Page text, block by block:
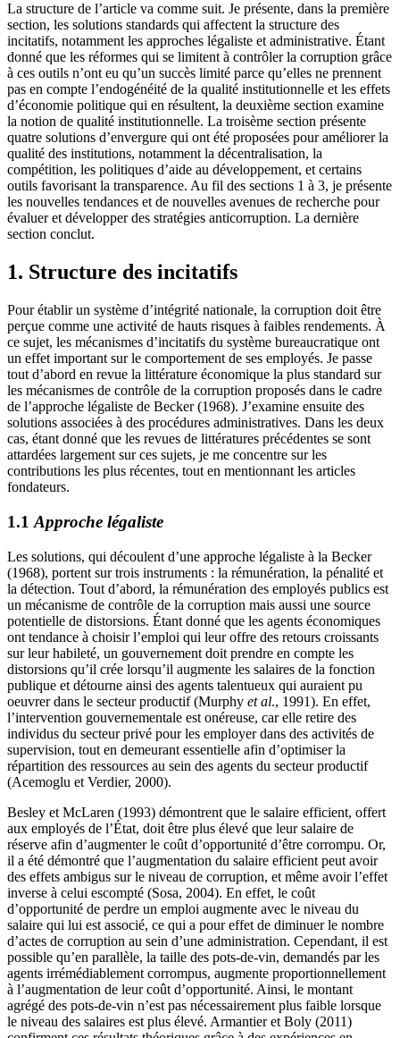
La structure de l’article va comme suit. Je présente, dans la première
section, les solutions standards qui affectent la structure des
incitatifs, notamment les approches légaliste et administrative. Étant
donné que les réformes qui se limitent à contrôler la corruption grâce
à ces outils n’ont eu qu’un succès limité parce qu’elles ne prennent
pas en compte l’endogénéité de la qualité institutionnelle et les effets
d’économie politique qui en résultent, la deuxième section examine
la notion de qualité institutionnelle. La troisème section présente
quatre solutions d’envergure qui ont été proposées pour améliorer la
qualité des institutions, notamment la décentralisation, la
compétition, les politiques d’aide au développement, et certains
outils favorisant la transparence. Au fil des sections 1 à 3, je présente
les nouvelles tendances et de nouvelles avenues de recherche pour
évaluer et développer des stratégies anticorruption. La dernière
section conclut.
1. Structure des incitatifs
Pour établir un système d’intégrité nationale, la corruption doit être
perçue comme une activité de hauts risques à faibles rendements. À
ce sujet, les mécanismes d’incitatifs du système bureaucratique ont
un effet important sur le comportement de ses employés. Je passe
tout d’abord en revue la littérature économique la plus standard sur
les mécanismes de contrôle de la corruption proposés dans le cadre
de l’approche légaliste de Becker (1968). J’examine ensuite des
solutions associées à des procédures administratives. Dans les deux
cas, étant donné que les revues de littératures précédentes se sont
attardées largement sur ces sujets, je me concentre sur les
contributions les plus récentes, tout en mentionnant les articles
fondateurs.
1.1 Approche légaliste
Les solutions, qui découlent d’une approche légaliste à la Becker
(1968), portent sur trois instruments : la rémunération, la pénalité et
la détection. Tout d’abord, la rémunération des employés publics est
un mécanisme de contrôle de la corruption mais aussi une source
potentielle de distorsions. Étant donné que les agents économiques
ont tendance à choisir l’emploi qui leur offre des retours croissants
sur leur habileté, un gouvernement doit prendre en compte les
distorsions qu’il crée lorsqu’il augmente les salaires de la fonction
publique et détourne ainsi des agents talentueux qui auraient pu
oeuvrer dans le secteur productif (Murphy et al., 1991). En effet,
l’intervention gouvernementale est onéreuse, car elle retire des
individus du secteur privé pour les employer dans des activités de
supervision, tout en demeurant essentielle afin d’optimiser la
répartition des ressources au sein des agents du secteur productif
(Acemoglu et Verdier, 2000).
Besley et McLaren (1993) démontrent que le salaire efficient, offert
aux employés de l’État, doit être plus élevé que leur salaire de
réserve afin d’augmenter le coût d’opportunité d’être corrompu. Or,
il a été démontré que l’augmentation du salaire efficient peut avoir
des effets ambigus sur le niveau de corruption, et même avoir l’effet
inverse à celui escompté (Sosa, 2004). En effet, le coût
d’opportunité de perdre un emploi augmente avec le niveau du
salaire qui lui est associé, ce qui a pour effet de diminuer le nombre
d’actes de corruption au sein d’une administration. Cependant, il est
possible qu’en parallèle, la taille des pots-de-vin, demandés par les
agents irrémédiablement corrompus, augmente proportionnellement
à l’augmentation de leur coût d’opportunité. Ainsi, le montant
agrégé des pots-de-vin n’est pas nécessairement plus faible lorsque
le niveau des salaires est plus élevé. Armantier et Boly (2011)